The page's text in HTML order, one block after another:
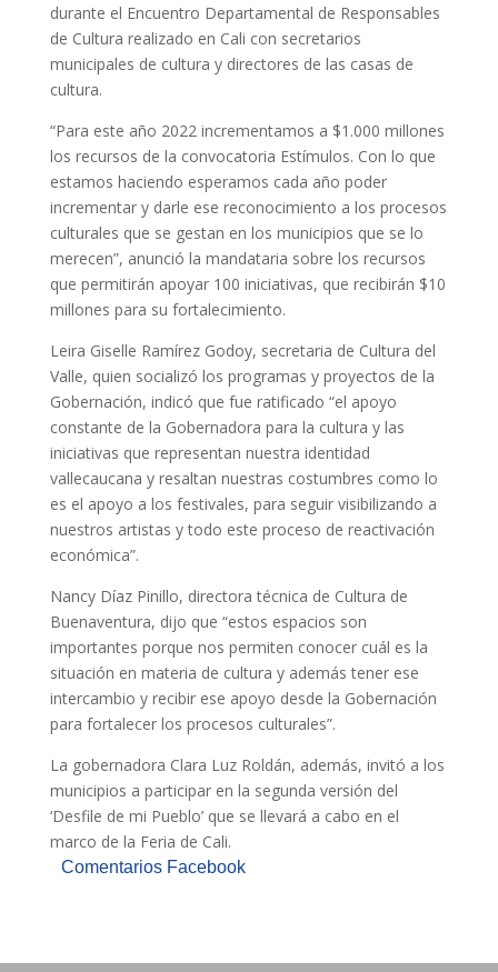
durante el Encuentro Departamental de Responsables
de Cultura realizado en Cali con secretarios
municipales de cultura y directores de las casas de
cultura.
“Para este año 2022 incrementamos a $1.000 millones
los recursos de la convocatoria Estímulos. Con lo que
estamos haciendo esperamos cada año poder
incrementar y darle ese reconocimiento a los procesos
culturales que se gestan en los municipios que se lo
merecen”, anunció la mandataria sobre los recursos
que permitirán apoyar 100 iniciativas, que recibirán $10
millones para su fortalecimiento.
Leira Giselle Ramírez Godoy, secretaria de Cultura del
Valle, quien socializó los programas y proyectos de la
Gobernación, indicó que fue ratificado “el apoyo
constante de la Gobernadora para la cultura y las
iniciativas que representan nuestra identidad
vallecaucana y resaltan nuestras costumbres como lo
es el apoyo a los festivales, para seguir visibilizando a
nuestros artistas y todo este proceso de reactivación
económica”.
Nancy Díaz Pinillo, directora técnica de Cultura de
Buenaventura, dijo que “estos espacios son
importantes porque nos permiten conocer cuál es la
situación en materia de cultura y además tener ese
intercambio y recibir ese apoyo desde la Gobernación
para fortalecer los procesos culturales”.
La gobernadora Clara Luz Roldán, además, invitó a los
municipios a participar en la segunda versión del
‘Desfile de mi Pueblo’ que se llevará a cabo en el
marco de la Feria de Cali.
Comentarios Facebook